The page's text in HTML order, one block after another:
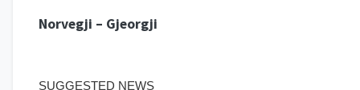
Norvegji – Gjeorgji